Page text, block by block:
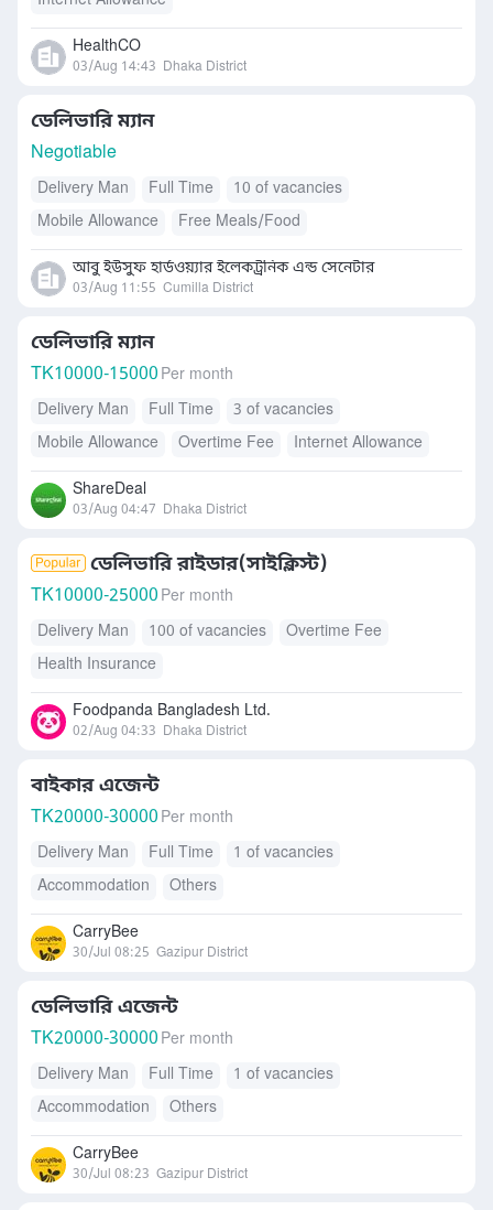
HealthCO
03/Aug 14:43 Dhaka District
ডেলিভারি ম্যান
Negotiable
Delivery Man Full Time
10 of vacancies
Mobile Allowance
Free Meals/Food
আবু ইউসুফ হার্ডওয়্যার ইলেকট্রনিক এন্ড সেনেটার
03/Aug 11:55 Cumilla District
ডেলিভারি ম্যান
TK10000-15000 Per month
Delivery Man
Full Time
3 of vacancies
Mobile Allowance
Overtime Fee Internet Allowance
ShareDeal
03/Aug 04:47 Dhaka District
ডেলিভারি রাইডার(সাইক্লিস্ট)
TK10000-25000 Per month
Delivery Man
100 of vacancies
Overtime Fee
Health Insurance
Foodpanda Bangladesh Ltd.
02/Aug 04:33 Dhaka District
বাইকার এজেন্ট
TK20000-30000 Per month
Delivery Man
Full Time
1 of vacancies
Accommodation
Others
CarryBee
30/Jul 08:25 Gazipur District
ডেলিভারি এজেন্ট
TK20000-30000 Per month
Delivery Man
Full Time
1 of vacancies
Accommodation
Others
CarryBee
30/Jul 08:23 Gazipur District